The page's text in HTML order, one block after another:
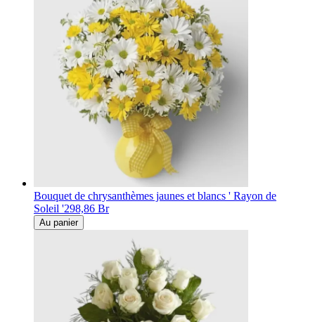
Bouquet de chrysanthèmes jaunes et blancs ' Rayon de
Soleil '298,86 Br
Au panier